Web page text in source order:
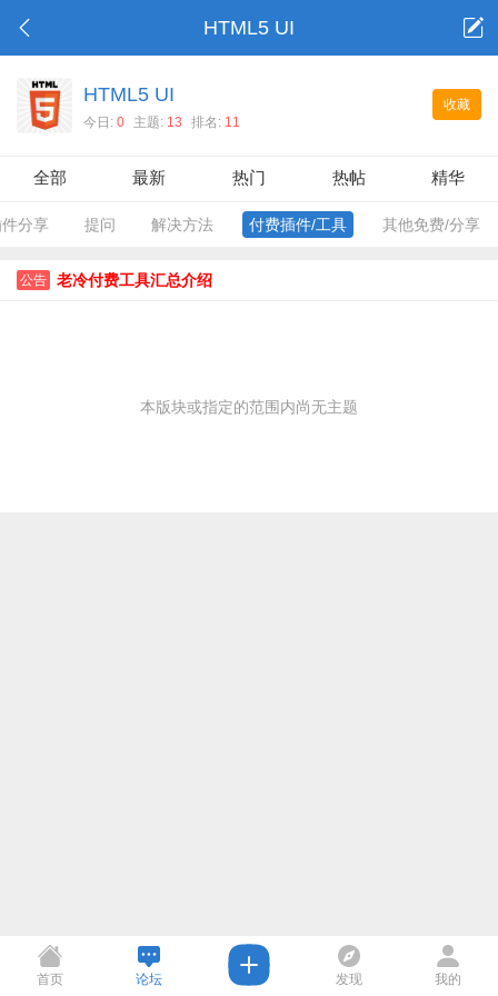
HTML5 UI
收藏
HTML5 UI
今日: 0 主题: 13 排名: 11
全部 最新 热门 热帖 精华
分享 提问 解决方法 付费插件/工具 其他免费/分享
公告 老冷付费工具汇总介绍
本版块或指定的范围内尚无主题
首页 论坛 发现 我的